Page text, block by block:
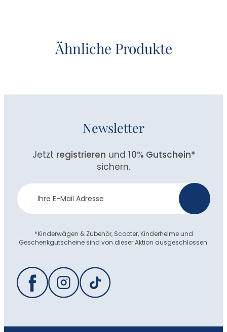
Ähnliche Produkte
Newsletter
Jetzt registrieren und 10% Gutschein*
sichern.
Newsletter
Anmeldung
*Kinderwägen & Zubehör, Scooter, Kinderhelme und
Geschenkgutscheine sind von dieser Aktion ausgeschlossen.